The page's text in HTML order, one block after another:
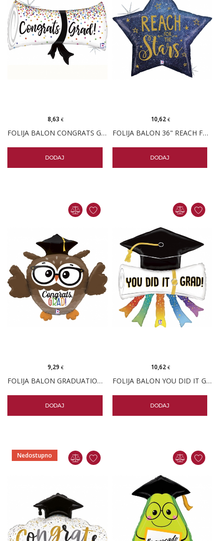
FOLIJA BALON CONGRATS GRAD DIPLOMA
8,63€
DODAJ
FOLIJA BALON 36" REACH FOR THE STARS
10,62€
DODAJ
FOLIJA BALON GRADUATION SOVA
9,29€
DODAJ
FOLIJA BALON YOU DID IT GRAD DIPLOMA
10,62€
DODAJ
Nedostupno